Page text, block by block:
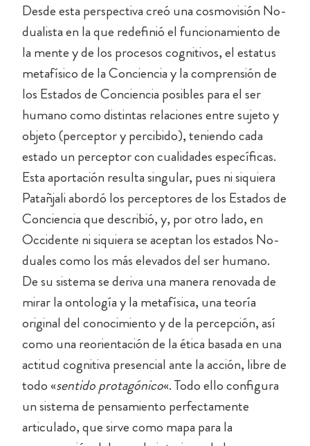
Desde esta perspectiva creó una cosmovisión No-
dualista en la que redefinió el funcionamiento de
la mente y de los procesos cognitivos, el estatus
metafísico de la Conciencia y la comprensión de
los Estados de Conciencia posibles para el ser
humano como distintas relaciones entre sujeto y
objeto (perceptor y percibido), teniendo cada
estado un perceptor con cualidades específicas.
Esta aportación resulta singular, pues ni siquiera
Patañjali abordó los perceptores de los Estados de
Conciencia que describió, y, por otro lado, en
Occidente ni siquiera se aceptan los estados No-
duales como los más elevados del ser humano.
De su sistema se deriva una manera renovada de
mirar la ontología y la metafísica, una teoría
original del conocimiento y de la percepción, así
como una reorientación de la ética basada en una
actitud cognitiva presencial ante la acción, libre de
todo «sentido protagónico«. Todo ello configura
un sistema de pensamiento perfectamente
articulado, que sirve como mapa para la